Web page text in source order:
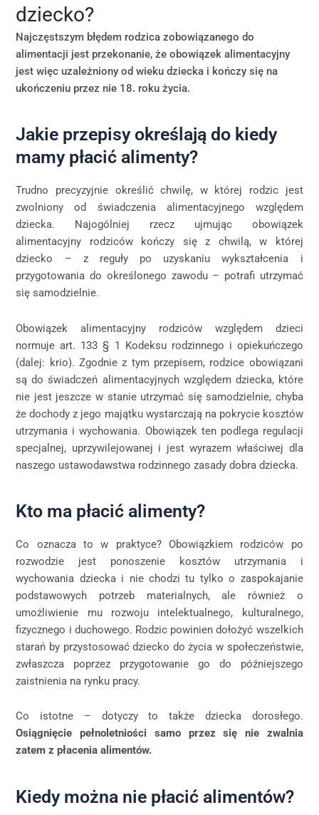
dziecko?
Najczęstszym błędem rodzica zobowiązanego do
alimentacji jest przekonanie, że obowiązek alimentacyjny
jest więc uzależniony od wieku dziecka i kończy się na
ukończeniu przez nie 18. roku życia.
Jakie przepisy określają do kiedy
mamy płacić alimenty?
Trudno precyzyjnie określić chwilę, w której rodzic jest
zwolniony od świadczenia alimentacyjnego względem
dziecka. Najogólniej rzecz ujmując obowiązek
alimentacyjny rodziców kończy się z chwilą, w której
dziecko – z reguły po uzyskaniu wykształcenia i
przygotowania do określonego zawodu – potrafi utrzymać
się samodzielnie.
Obowiązek alimentacyjny rodziców względem dzieci
normuje art. 133 § 1 Kodeksu rodzinnego i opiekuńczego
(dalej: krio). Zgodnie z tym przepisem, rodzice obowiązani
są do świadczeń alimentacyjnych względem dziecka, które
nie jest jeszcze w stanie utrzymać się samodzielnie, chyba
że dochody z jego majątku wystarczają na pokrycie kosztów
utrzymania i wychowania. Obowiązek ten podlega regulacji
specjalnej, uprzywilejowanej i jest wyrazem właściwej dla
naszego ustawodawstwa rodzinnego zasady dobra dziecka.
Kto ma płacić alimenty?
Co oznacza to w praktyce? Obowiązkiem rodziców po
rozwodzie jest ponoszenie kosztów utrzymania i
wychowania dziecka i nie chodzi tu tylko o zaspokajanie
podstawowych potrzeb materialnych, ale również o
umożliwienie mu rozwoju intelektualnego, kulturalnego,
fizycznego i duchowego. Rodzic powinien dołożyć wszelkich
starań by przystosować dziecko do życia w społeczeństwie,
zwłaszcza poprzez przygotowanie go do późniejszego
zaistnienia na rynku pracy.
Co istotne – dotyczy to także dziecka dorosłego.
Osiągnięcie pełnoletniości samo przez się nie zwalnia
zatem z płacenia alimentów.
Kiedy można nie płacić alimentów?